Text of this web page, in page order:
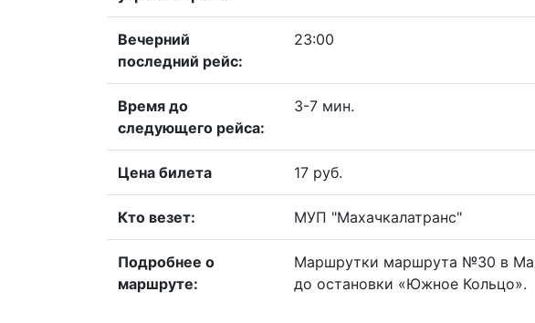
Вечерний
последний рейс:
23:00
Время до
следующего рейса:
3-7 мин.
Цена билета 17 руб.
Кто везет: МУП "Махачкалатранс"
Подробнее о
маршруте:
Маршрутки маршрута №30 в
до остановки «Южное Кольцо».